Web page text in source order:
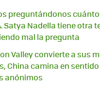
preguntándonos
Satya Nadella tiene otra
mal la pregunta
Valley convierte a sus
China camina en
anónimos